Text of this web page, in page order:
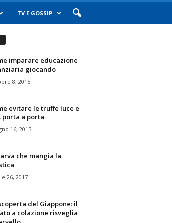
TV E GOSSIP
imparare educazione
giocando
8, 2015
evitare le truffe luce e
porta a porta
16, 2015
che mangia la
26, 2017
del Giappone: il
a colazione risveglia